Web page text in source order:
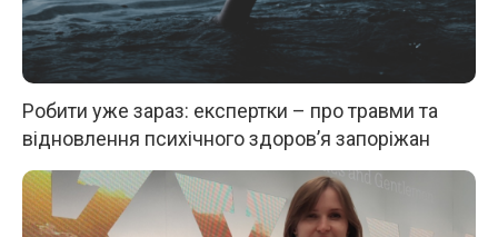
Робити уже зараз: експертки – про травми та
відновлення психічного здоров’я запоріжан